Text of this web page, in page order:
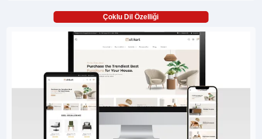
Çoklu Dil Özelliği